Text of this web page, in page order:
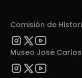
Comisión de
Museo José